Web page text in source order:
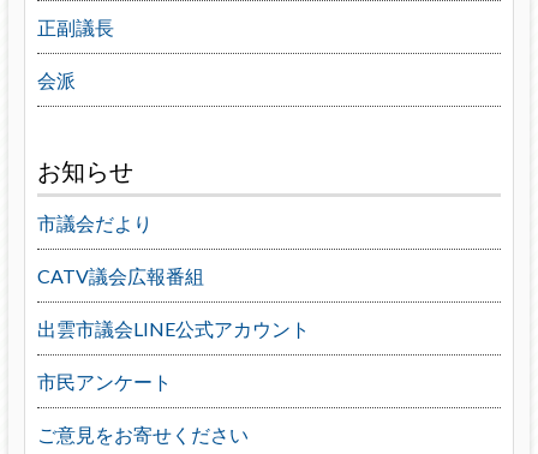
正副議長
会派
お知らせ
市議会だより
CATV議会広報番組
出雲市議会LINE公式アカウント
市民アンケート
ご意見をお寄せください